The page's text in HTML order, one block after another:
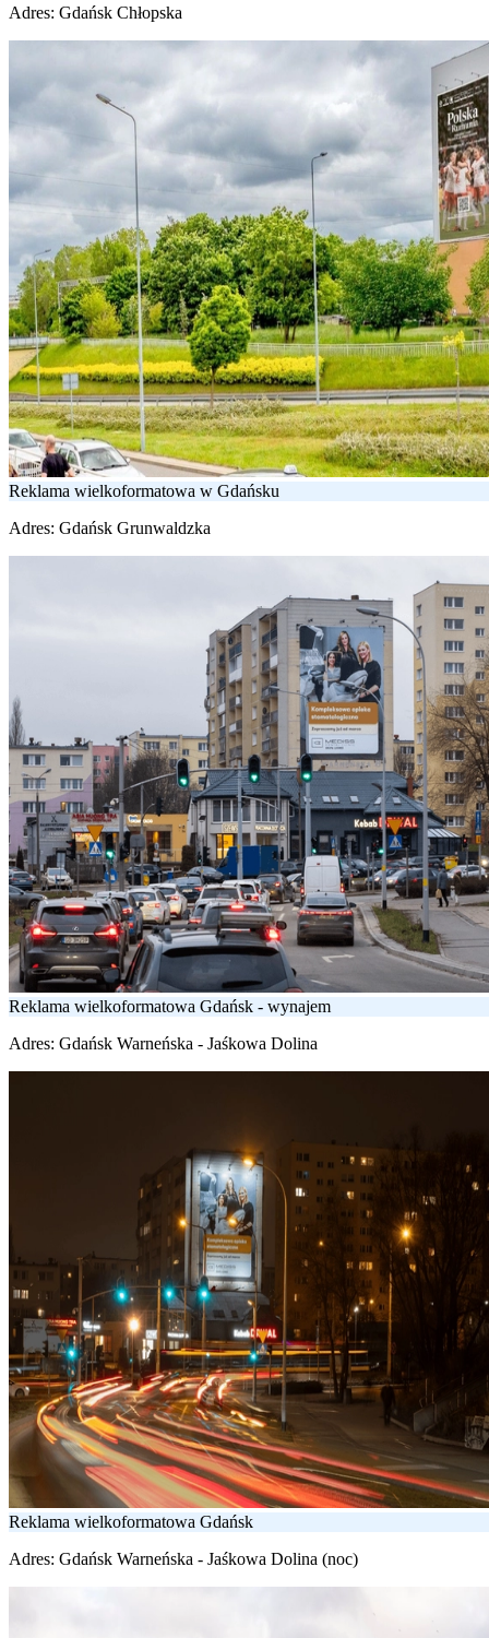
Adres: Gdańsk Chłopska
Reklama wielkoformatowa w Gdańsku
Adres: Gdańsk Grunwaldzka
Reklama wielkoformatowa Gdańsk - wynajem
Adres: Gdańsk Warneńska - Jaśkowa Dolina
Reklama wielkoformatowa Gdańsk
Adres: Gdańsk Warneńska - Jaśkowa Dolina (noc)